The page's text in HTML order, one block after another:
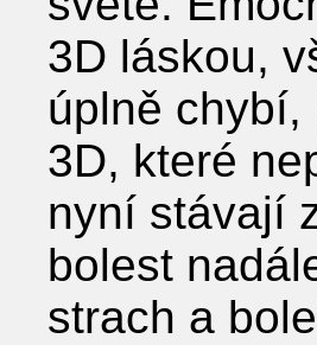
3D láskou,
úplně chybí,
3D, které
nyní stávají
bolest
strach a